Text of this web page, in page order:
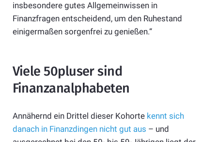
insbesondere gutes Allgemeinwissen in
Finanzfragen entscheidend, um den Ruhestand
einigermaßen sorgenfrei zu genießen.“
Viele 50pluser sind
Finanzanalphabeten
Annähernd ein Drittel dieser Kohorte kennt sich
danach in Finanzdingen nicht gut aus – und